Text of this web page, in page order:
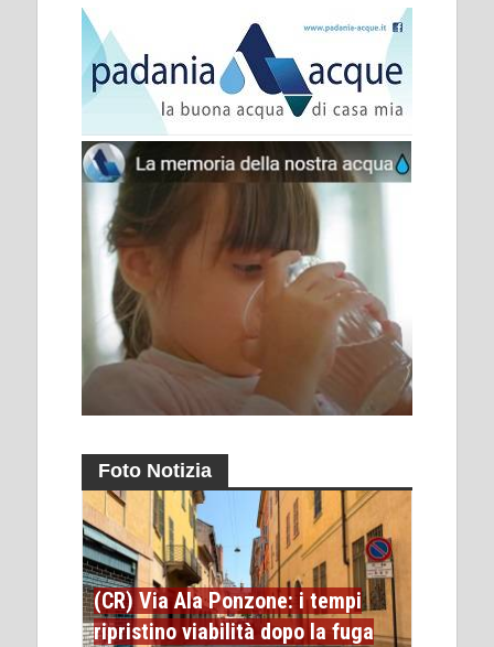
Foto Notizia
(CR) Via Ala Ponzone: i tempi
ripristino viabilità dopo la fuga